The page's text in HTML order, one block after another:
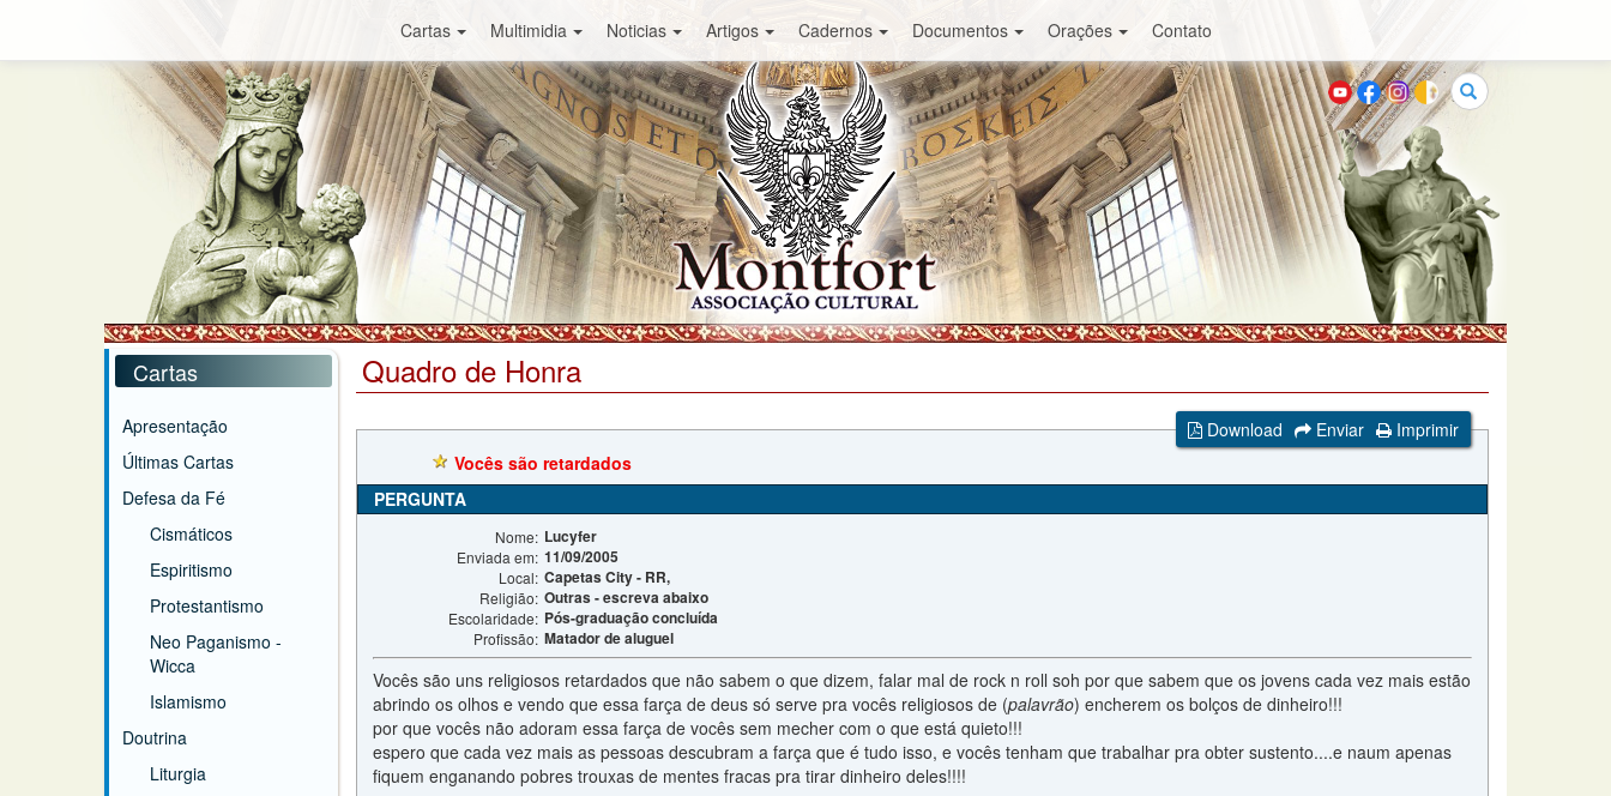
Cartas Multimidia Noticias Artigos Cadernos Documentos Orações Contato
Buscar
Cartas
Apresentação
Últimas Cartas
Defesa da Fé
Cismáticos
Espiritismo
Protestantismo
Neo Paganismo -
Wicca
Islamismo
Doutrina
Liturgia
Quadro de Honra
Download Enviar
Imprimir
Vocês são retardados
PERGUNTA
Nome: Lucyfer
Enviada em: 11/09/2005
Local: Capetas City - RR,
Religião: Outras - escreva abaixo
Escolaridade: Pós-graduação concluída
Profissão: Matador de aluguel
Vocês são uns religiosos retardados que não sabem o que dizem, falar mal de rock n roll soh por que sabem que os jovens cada vez mais estão
abrindo os olhos e vendo que essa farça de deus só serve pra vocês religiosos de (palavrão) encherem os bolços de dinheiro!!!
por que vocês não adoram essa farça de vocês sem mecher com o que está quieto!!!
espero que cada vez mais as pessoas descubram a farça que é tudo isso, e vocês tenham que trabalhar pra obter sustento....e naum apenas
fiquem enganando pobres trouxas de mentes fracas pra tirar dinheiro deles!!!!